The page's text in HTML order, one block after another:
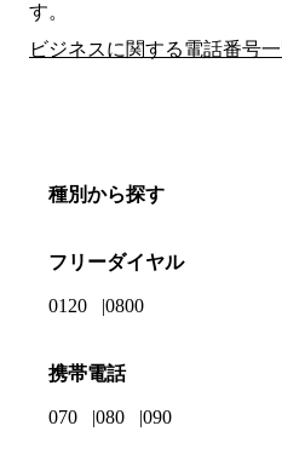
す。
ビジネスに関する電話番号
種別から探す
フリーダイヤル
0120 0800
携帯電話
070 080 090